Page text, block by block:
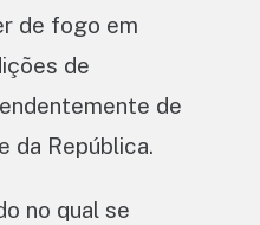
de fogo em
de
de
da República.
no qual se